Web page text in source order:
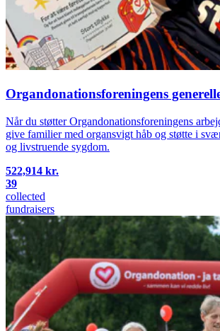
Organdonationsforeningens
Når du støtter Organdonationsforeningens
give familier med organsvigt håb og støtte i
og livstruende sygdom.
522,914 kr.
39
collected
fundraisers